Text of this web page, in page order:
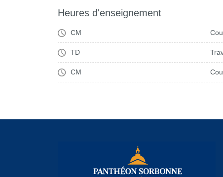
Heures d'enseignement
CM
TD
CM